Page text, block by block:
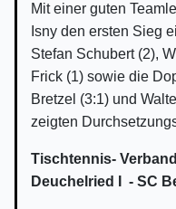
Mit einer guten
Isny den ersten Sieg
Stefan Schubert (2),
Frick (1) sowie die
Bretzel (3:1) und
zeigten
Tischtennis-
Deuchelried I - SC